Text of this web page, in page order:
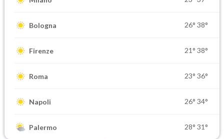
Bologna 26° 38°
Firenze 21° 38°
Roma 23° 36°
Napoli 26° 34°
Palermo 28° 31°